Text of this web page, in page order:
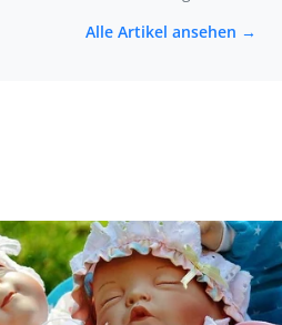
Alle Artikel ansehen →